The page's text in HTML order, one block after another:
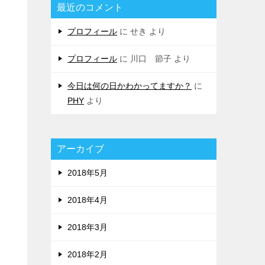
最近のコメント
プロフィール に せき より
プロフィール に 川口 節子 より
今日は何の日かわかってますか？ に
PHY より
アーカイブ
2018年5月
2018年4月
2018年3月
2018年2月